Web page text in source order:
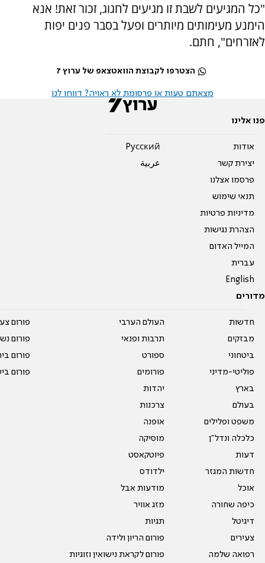
"כל המגיעים לשבת זו מגיעים לחגוג, זכור זאת! אנא
הימנע מעימותים מיותרים ופעל בסבר פנים יפות
לאזרחים", חתם.
הצטרפו לקבוצת הוואטצאפ של ערוץ 7
מצאתם טעות או פרסומת לא ראויה? דווחו לנו
פנו אלינו
אודות
יצירת קשר
פרסמו אצלנו
תנאי שימוש
מדיניות פרטיות
הצהרת נגישות
המייל האדום
עברית
English
Pусский
عربية
מדורים
חדשות
מבזקים
ביטחוני
פוליטי-מדיני
בארץ
בעולם
משפט ופלילים
כלכלה ונדל"ן
דעות
חדשות המגזר
אוכל
כיפה שחורה
דיגיטל
צעירים
רפואה שלמה
העולם הערבי
תרבות ופנאי
ספורט
פורומים
יהדות
צרכנות
אופנה
מוסיקה
פיוטקאסט
ילדודס
מודעות אבל
מזג אוויר
תגיות
פורום הריון ולידה
פורום לקראת נישואין וזוגיות
פורום
פורום
פורום
פורום